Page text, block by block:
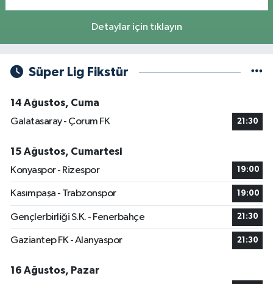
Detaylar için tıklayın
Süper Lig Fikstür
14 Ağustos, Cuma
Galatasaray - Çorum FK
21:30
15 Ağustos, Cumartesi
Konyaspor - Rizespor
19:00
Kasımpaşa - Trabzonspor 19:00
Gençlerbirliği S.K. - Fenerbahçe 21:30
Gaziantep FK - Alanyaspor 21:30
16 Ağustos, Pazar